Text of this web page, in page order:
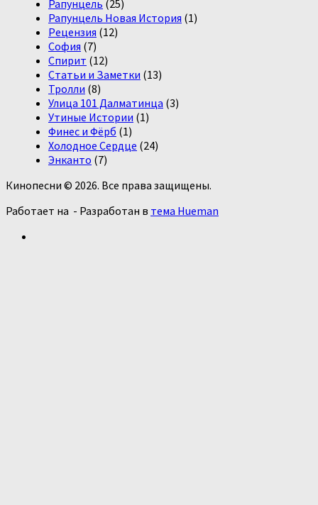
Рапунцель (25)
Рапунцель Новая История (1)
Рецензия (12)
София (7)
Спирит (12)
Статьи и Заметки (13)
Тролли (8)
Улица 101 Далматинца (3)
Утиные Истории (1)
Финес и Фёрб (1)
Холодное Сердце (24)
Энканто (7)
Кинопесни © 2026. Все права защищены.
Работает на - Разработан в тема Hueman